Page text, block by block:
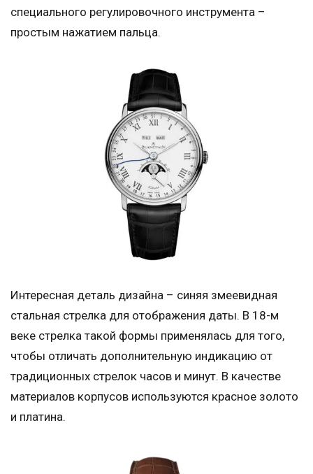
специального регулировочного инструмента –
простым нажатием пальца.
Интересная деталь дизайна – синяя змеевидная
стальная стрелка для отображения даты. В 18-м
веке стрелка такой формы применялась для того,
чтобы отличать дополнительную индикацию от
традиционных стрелок часов и минут. В качестве
материалов корпусов используются красное золото
и платина.